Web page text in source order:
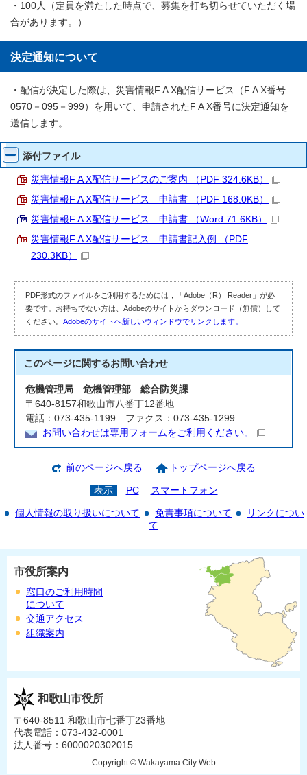
・100人（定員を満たした時点で、募集を打ち切らせていただく場
合があります。）
決定通知について
・配信が決定した際は、災害情報F A X配信サービス（F A X番号
0570－095－999）を用いて、申請されたF A X番号に決定通知を
送信します。
添付ファイル
災害情報F A X配信サービスのご案内 （PDF 324.6KB）
災害情報F A X配信サービス 申請書 （PDF 168.0KB）
災害情報F A X配信サービス 申請書 （Word 71.6KB）
災害情報F A X配信サービス 申請書記入例 （PDF
230.3KB）
PDF形式のファイルをご利用するためには，「Adobe（R） Reader」が必
要です。お持ちでない方は、Adobeのサイトからダウンロード（無償）して
ください。Adobeのサイトへ新しいウィンドウでリンクします。
このページに関するお問い合わせ
危機管理局 危機管理部 総合防災課
〒640-8157和歌山市八番丁12番地
電話：073-435-1199 ファクス：073-435-1299
お問い合わせは専用フォームをご利用ください。
前のページへ戻る トップページへ戻る
表示 PC スマートフォン
個人情報の取り扱いについて 免責事項について
リンクについ
て
市役所案内
窓口のご利用時間
について
交通アクセス
組織案内
和歌山市役所
〒640-8511 和歌山市七番丁23番地
代表電話：073-432-0001
法人番号：6000020302015
Copyright © Wakayama City Web